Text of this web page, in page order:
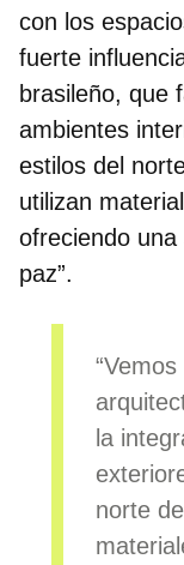
con los
fuerte
brasileño, que
ambientes
estilos del
utilizan
ofreciendo
paz”.
la
norte